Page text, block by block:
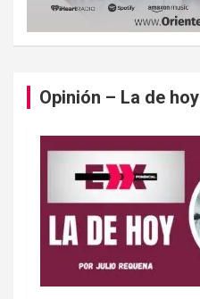
Opinión – La de hoy